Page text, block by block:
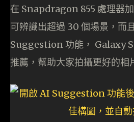
在 Snapdragon 855 處理器加
可辨識出超過 30 個場景，而
Suggestion 功能， Galaxy
推薦，幫助大家拍攝更好的相